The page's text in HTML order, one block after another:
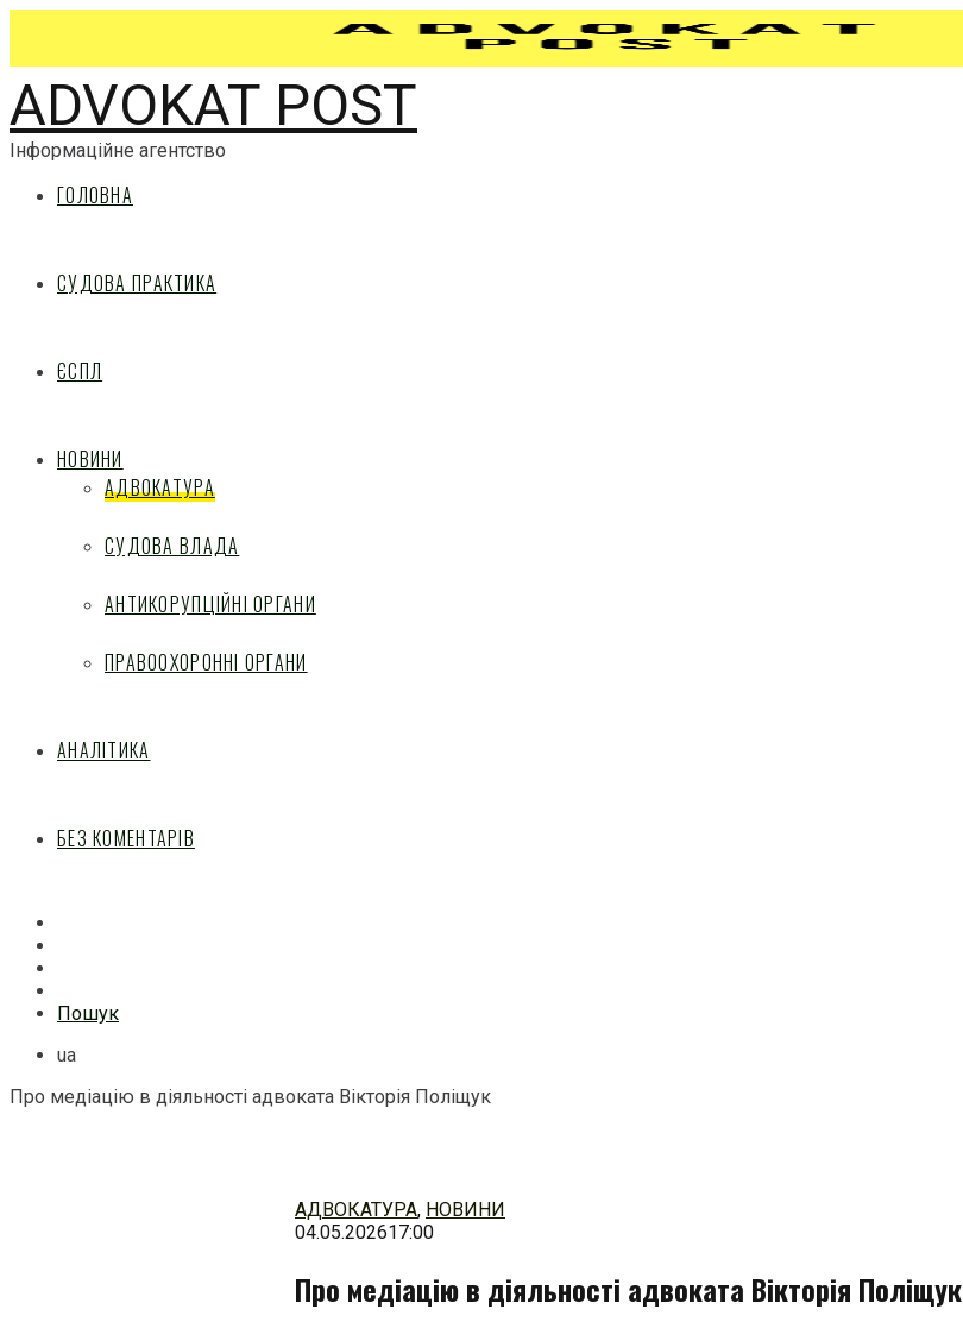
ADVOKAT POST
Інформаційне агентство
ГОЛОВНА
СУДОВА ПРАКТИКА
ЄСПЛ
НОВИНИ
АДВОКАТУРА
СУДОВА ВЛАДА
АНТИКОРУПЦІЙНІ ОРГАНИ
ПРАВООХОРОННІ ОРГАНИ
АНАЛІТИКА
БЕЗ КОМЕНТАРІВ
Пошук
ua
Про медіацію в діяльності адвоката Вікторія Поліщук
АДВОКАТУРА, НОВИНИ
04.05.202617:00
Про медіацію в діяльності адвоката Вікторія Поліщук